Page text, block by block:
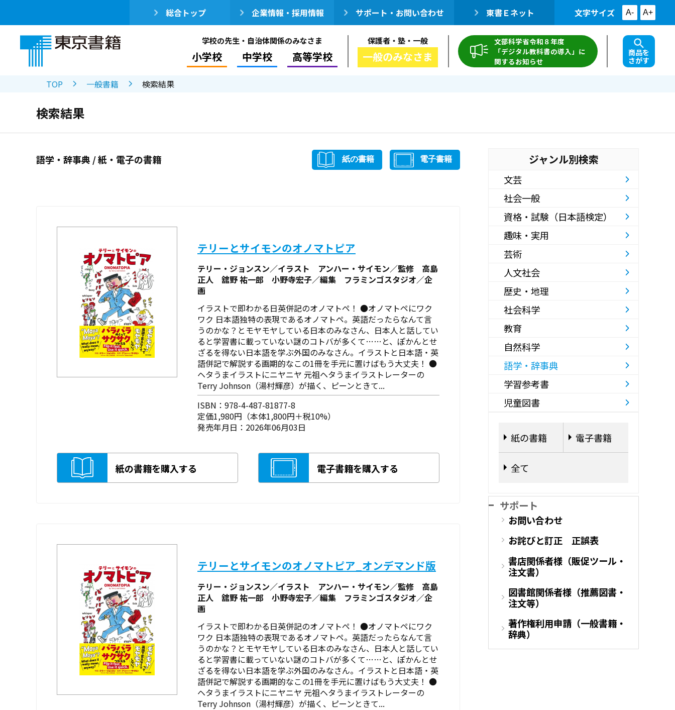
総合トップ 企業情報・採用情報 サポート・お問い合わせ 東書Ｅネット 文字サイズ A- A+
学校の先生・自治体関係のみなさま
小学校 中学校 高等学校
保護者・塾・一般
一般のみなさま
文部科学省令和８年度
「デジタル教科書の導入」に
関するお知らせ
商品を
さがす
TOP 一般書籍 検索結果
検索結果
語学・辞事典 / 紙・電子の書籍 紙の書籍 電子書籍
テリーとサイモンのオノマトピア
テリー・ジョンスン／イラスト アンハー・サイモン／監修 高島
正人 舘野 祐一郎 小野寺宏子／編集 フラミンゴスタジオ／企
画
イラストで即わかる日英併記のオノマトペ！ ●オノマトペにワク
ワク 日本語独特の表現であるオノマトペ。英語だったらなんて言
うのかな？とモヤモヤしている日本のみなさん、日本人と話してい
ると学習書に載っていない謎のコトバが多くて……と、ぽかんとせ
ざるを得ない日本語を学ぶ外国のみなさん。イラストと日本語・英
語併記で解説する画期的なこの1冊を手元に置けばもう大丈夫！ ●
ヘタうまイラストにニヤニヤ 元祖ヘタうまイラストレーターの
Terry Johnson（湯村輝彦）が描く、ピーンときて...
ISBN：978-4-487-81877-8
定価1,980円（本体1,800円＋税10%）
発売年月日：2026年06月03日
紙の書籍を購入する 電子書籍を購入する
テリーとサイモンのオノマトピア_オンデマンド版
テリー・ジョンスン／イラスト アンハー・サイモン／監修 高島
正人 舘野 祐一郎 小野寺宏子／編集 フラミンゴスタジオ／企
画
イラストで即わかる日英併記のオノマトペ！ ●オノマトペにワク
ワク 日本語独特の表現であるオノマトペ。英語だったらなんて言
うのかな？とモヤモヤしている日本のみなさん、日本人と話してい
ると学習書に載っていない謎のコトバが多くて……と、ぽかんとせ
ざるを得ない日本語を学ぶ外国のみなさん。イラストと日本語・英
語併記で解説する画期的なこの1冊を手元に置けばもう大丈夫！ ●
ヘタうまイラストにニヤニヤ 元祖ヘタうまイラストレーターの
Terry Johnson（湯村輝彦）が描く、ピーンときて...
ジャンル別検索
文芸
社会一般
資格・試験（日本語検定）
趣味・実用
芸術
人文社会
歴史・地理
社会科学
教育
自然科学
語学・辞事典
学習参考書
児童図書
紙の書籍 電子書籍
全て
サポート
お問い合わせ
お詫びと訂正 正誤表
書店関係者様（販促ツール・
注文書）
図書館関係者様（推薦図書・
注文等）
著作権利用申請（一般書籍・
辞典）